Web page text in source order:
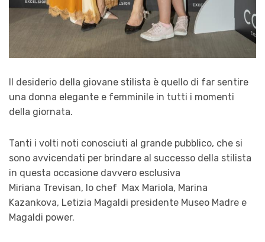
Il desiderio della giovane stilista è quello di far sentire
una donna elegante e femminile in tutti i momenti
della giornata.
Tanti i volti noti conosciuti al grande pubblico, che si
sono avvicendati per brindare al successo della stilista
in questa occasione davvero esclusiva
Miriana Trevisan, lo chef Max Mariola, Marina
Kazankova, Letizia Magaldi presidente Museo Madre e
Magaldi power.